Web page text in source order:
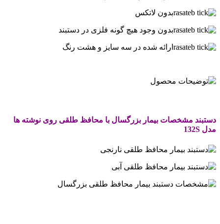
بدون لاتکس
بدون وجود هیچ گونه فلزی در دستبند
ارائه شده در سه سایز و هشت رنگ
دستبند مشخصات بیمار بزرگسال با محافظ طلقی روی نوشته ها
مدل 132S